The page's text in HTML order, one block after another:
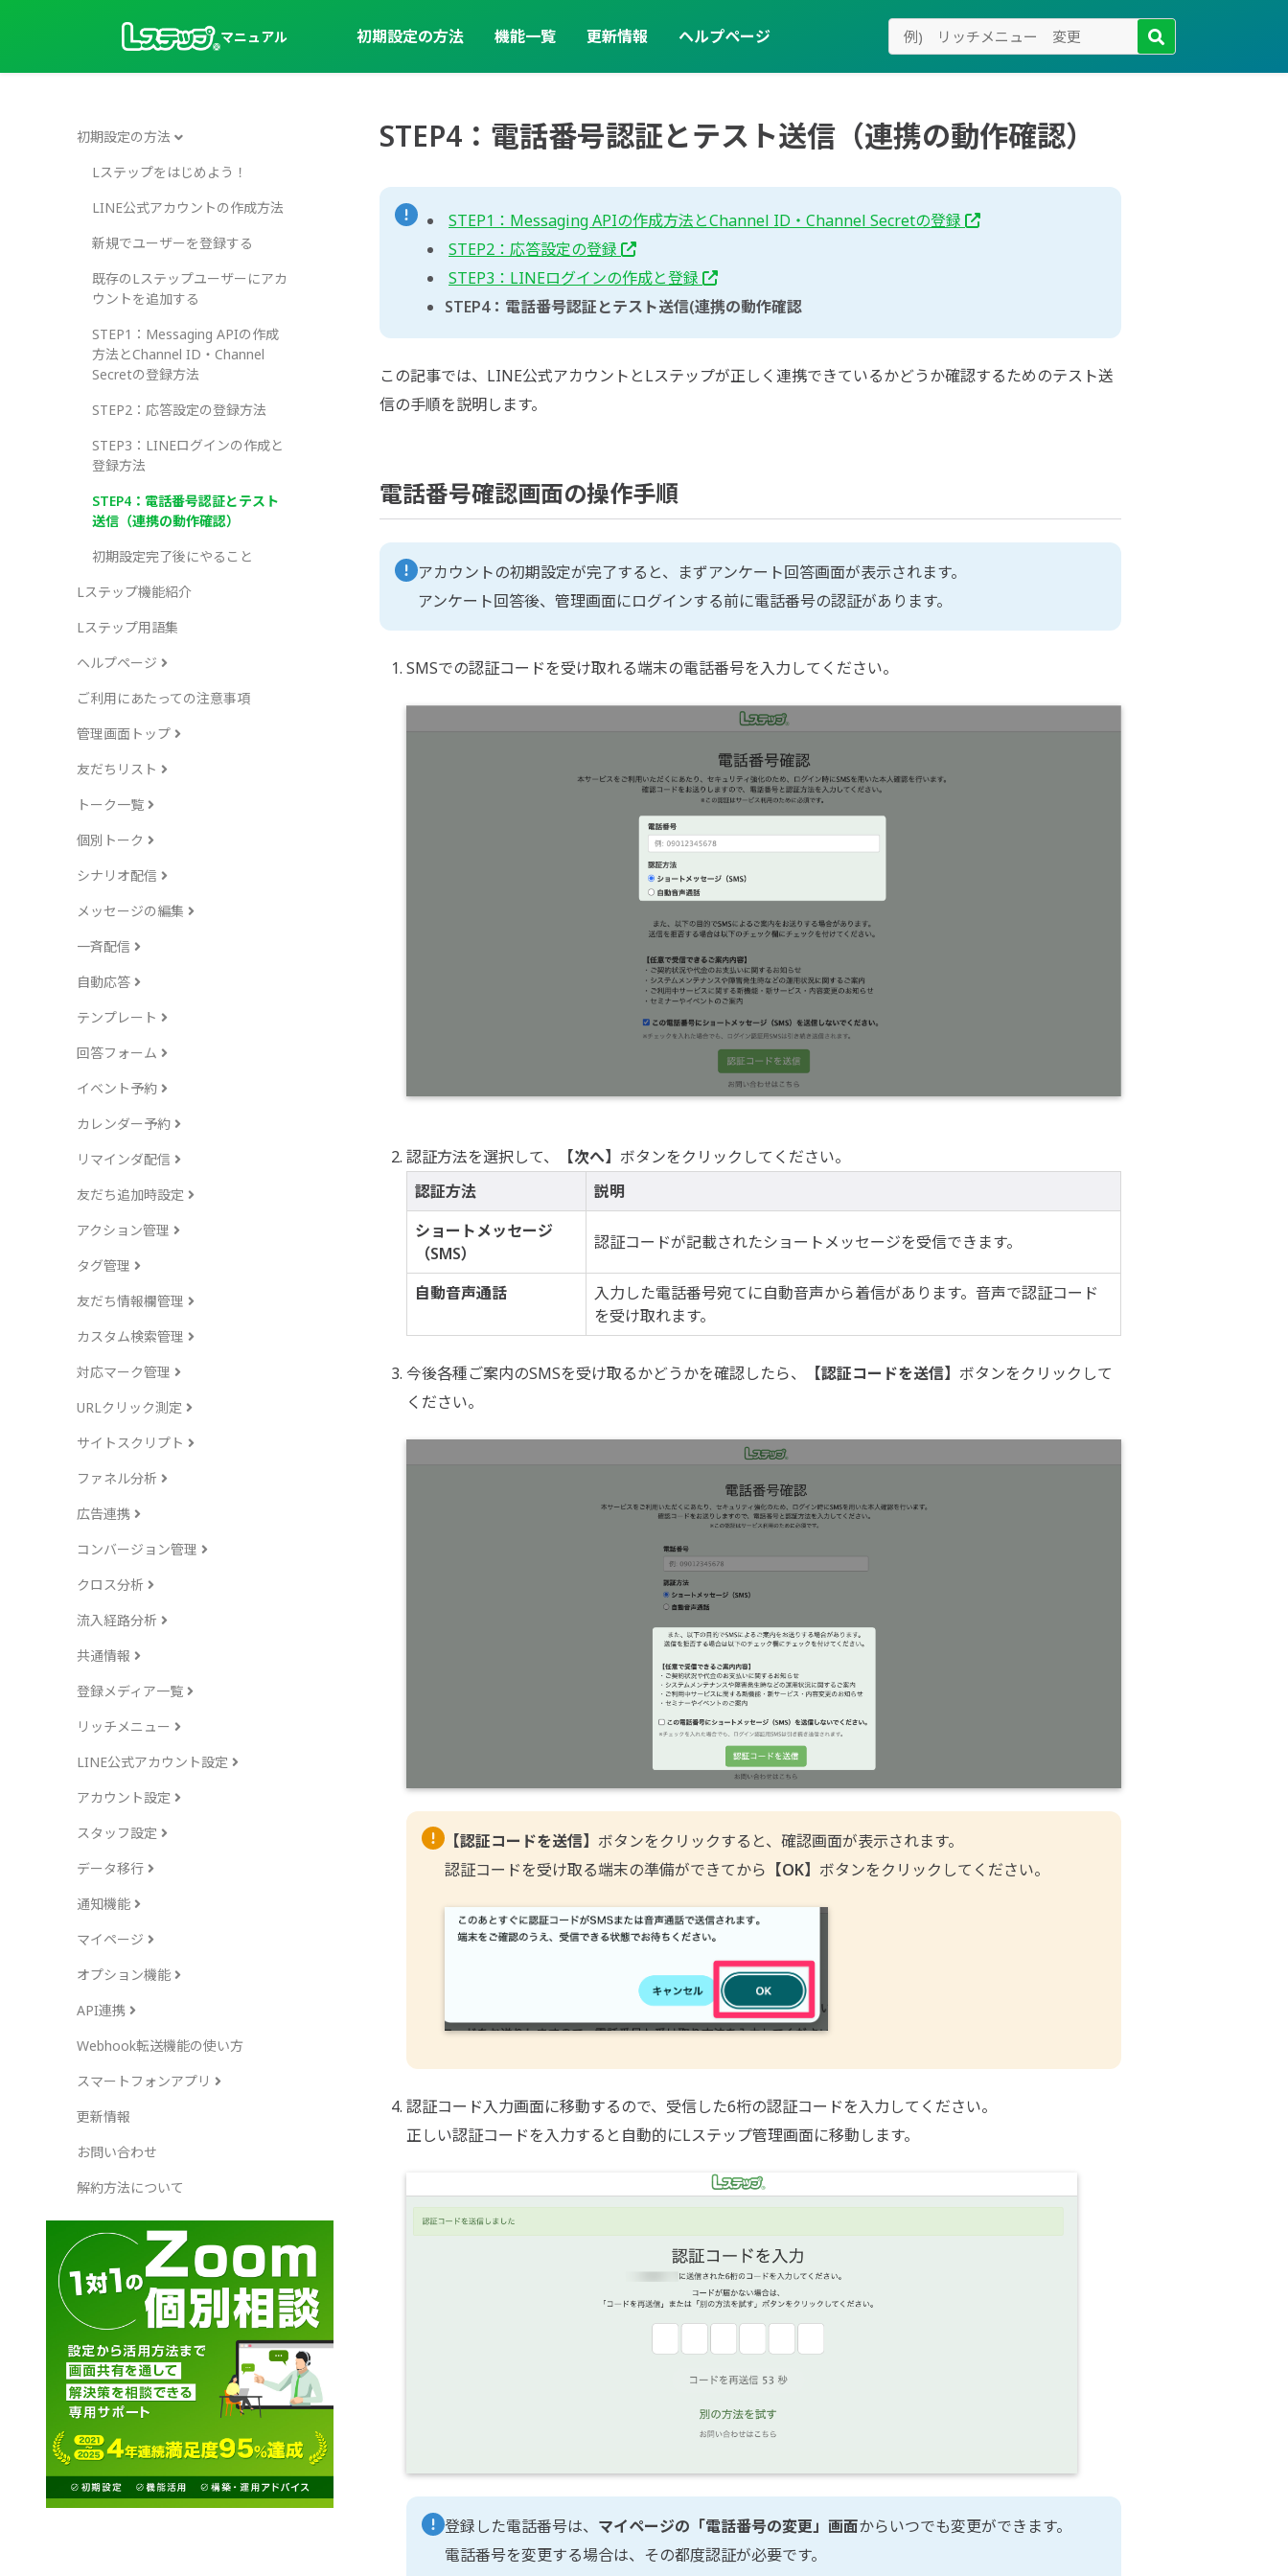
マニュアル 初期設定の方法 機能一覧 更新情報 ヘルプページ
初期設定の方法
Lステップをはじめよう！
LINE公式アカウントの作成方法
新規でユーザーを登録する
既存のLステップユーザーにアカ
ウントを追加する
STEP1：Messaging APIの作成
方法とChannel ID・Channel
Secretの登録方法
STEP2：応答設定の登録方法
STEP3：LINEログインの作成と
登録方法
STEP4：電話番号認証とテスト
送信（連携の動作確認）
初期設定完了後にやること
Lステップ機能紹介
Lステップ用語集
ヘルプページ
ご利用にあたっての注意事項
管理画面トップ
友だちリスト
トーク一覧
個別トーク
シナリオ配信
メッセージの編集
一斉配信
自動応答
テンプレート
回答フォーム
イベント予約
カレンダー予約
リマインダ配信
友だち追加時設定
アクション管理
タグ管理
友だち情報欄管理
カスタム検索管理
対応マーク管理
URLクリック測定
サイトスクリプト
ファネル分析
広告連携
コンバージョン管理
クロス分析
流入経路分析
共通情報
登録メディア一覧
リッチメニュー
LINE公式アカウント設定
アカウント設定
スタッフ設定
データ移行
通知機能
マイページ
オプション機能
API連携
Webhook転送機能の使い方
スマートフォンアプリ
更新情報
お問い合わせ
解約方法について
STEP4：電話番号認証とテスト送信（連携の動作確認）
STEP1：Messaging APIの作成方法とChannel ID・Channel Secretの登録
STEP2：応答設定の登録
STEP3：LINEログインの作成と登録
STEP4：電話番号認証とテスト送信(連携の動作確認
この記事では、LINE公式アカウントとLステップが正しく連携できているかどうか確認するためのテスト送
信の手順を説明します。
電話番号確認画面の操作手順
アカウントの初期設定が完了すると、まずアンケート回答画面が表示されます。
アンケート回答後、管理画面にログインする前に電話番号の認証があります。
認証方法を選択して、 【次へ】 ボタンをクリックしてください。
認証方法
説明
ショートメッセージ
（SMS）
認証コードが記載されたショートメッセージを受信できます。
自動音声通話
入力した電話番号宛てに自動音声から着信があります。音声で認証コード
を受け取れます。
今後各種ご案内のSMSを受け取るかどうかを確認したら、 【認証コードを送信】 ボタンをクリックして
【認証コードを送信】 ボタンをクリックすると、確認画面が表示されます。
認証コードを受け取る端末の準備ができてから 【OK】
認証コード入力画面に移動するので、受信した6桁の認証コードを入力してください。
登録した電話番号は、 マイページの「電話番号の変更」画面からいつでも変更ができます。
電話番号を変更する場合は、その都度認証が必要です。